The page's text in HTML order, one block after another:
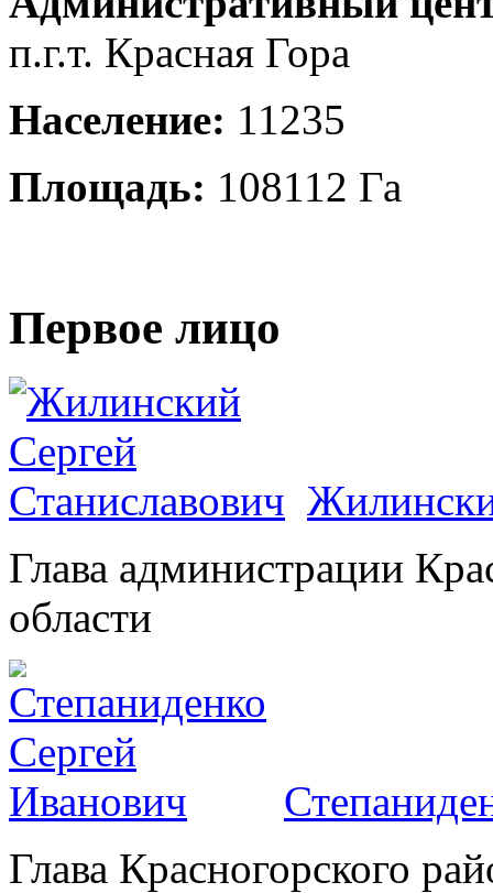
п.г.т. Красная Гора
Население: 11235
Площадь: 108112 Га
Первое лицо
Глава администрации
области
Глава Красногорского